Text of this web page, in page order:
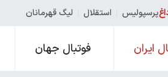
پرسپولیس استقلال لیگ قهرمانان
ایران فوتبال جهان